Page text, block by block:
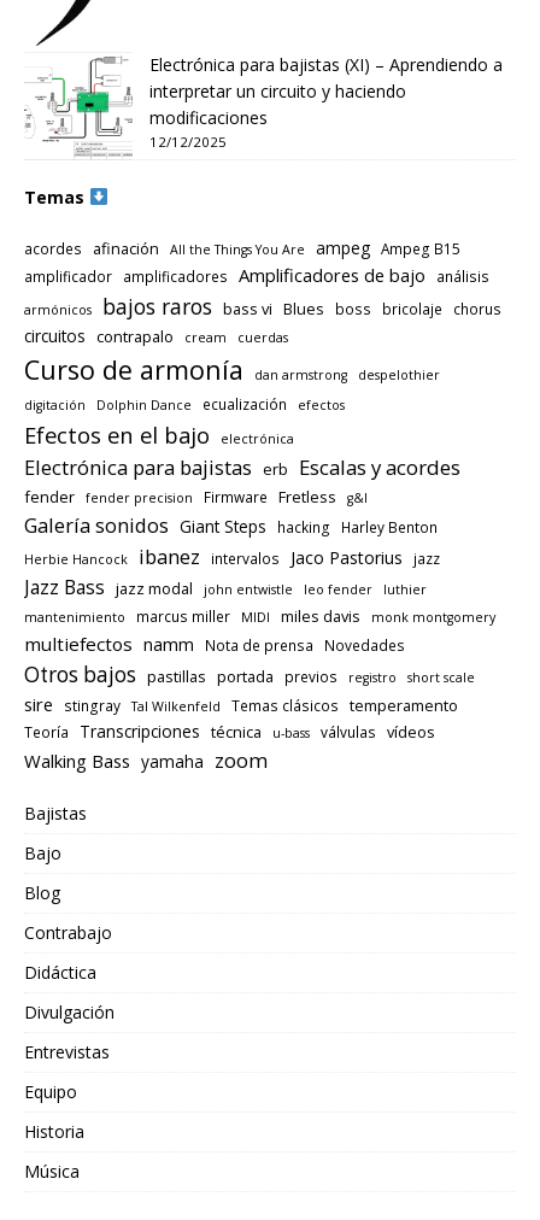
Electrónica para bajistas (XI) – Aprendiendo a
interpretar un circuito y haciendo
modificaciones
12/12/2025
Temas
acordes afinación All the Things You Are ampeg Ampeg B15
amplificador
amplificadores Amplificadores de bajo análisis
armónicos bajos raros bass vi Blues boss bricolaje chorus
circuitos contrapalo cream cuerdas
Curso de armonía dan armstrong
despelothier
digitación
Dolphin Dance ecualización efectos
Efectos en el bajo electrónica
Electrónica para bajistas erb Escalas y acordes
fender fender precision Firmware Fretless g&l
Galería sonidos Giant Steps hacking Harley Benton
Herbie Hancock ibanez intervalos Jaco Pastorius jazz
Jazz Bass jazz modal john entwistle leo fender
luthier
mantenimiento
marcus miller MIDI miles davis monk montgomery
multiefectos namm Nota de prensa Novedades
Otros bajos pastillas portada previos registro short scale
sire stingray Tal Wilkenfeld Temas clásicos temperamento
Teoría Transcripciones técnica u-bass válvulas vídeos
Walking Bass yamaha zoom
Bajistas
Bajo
Blog
Contrabajo
Didáctica
Divulgación
Entrevistas
Equipo
Historia
Música